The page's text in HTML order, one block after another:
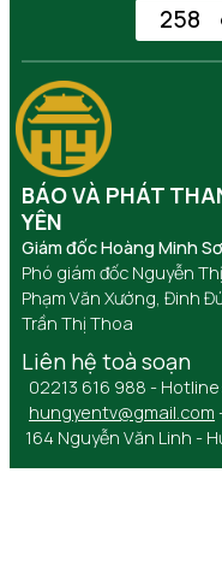
258
BÁO VÀ PHÁT
YÊN
Giám đốc Hoàng Minh
Phó giám đốc Nguyễn
Phạm Văn Xướng, Đinh
Trần Thị Thoa
Liên hệ toà soạn
02213 616 988 -
hungyentv@gmail.com
164 Nguyễn Văn Linh -